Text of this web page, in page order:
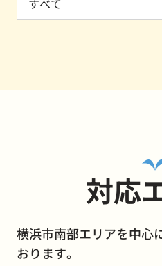
対応
横浜市南部エリアを中心
おります。